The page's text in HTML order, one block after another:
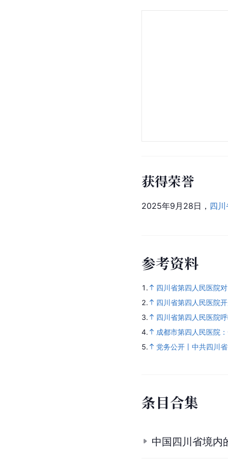
获得荣誉
2025年9月28日， 四
参考资料
1.
四川省第四人民医院
2.
四川省第四人民医院
3.
四川省第四人民医院
4.
成都市第四人民医院
5.
党务公开丨中共四川
条目合集
中国四川省境内